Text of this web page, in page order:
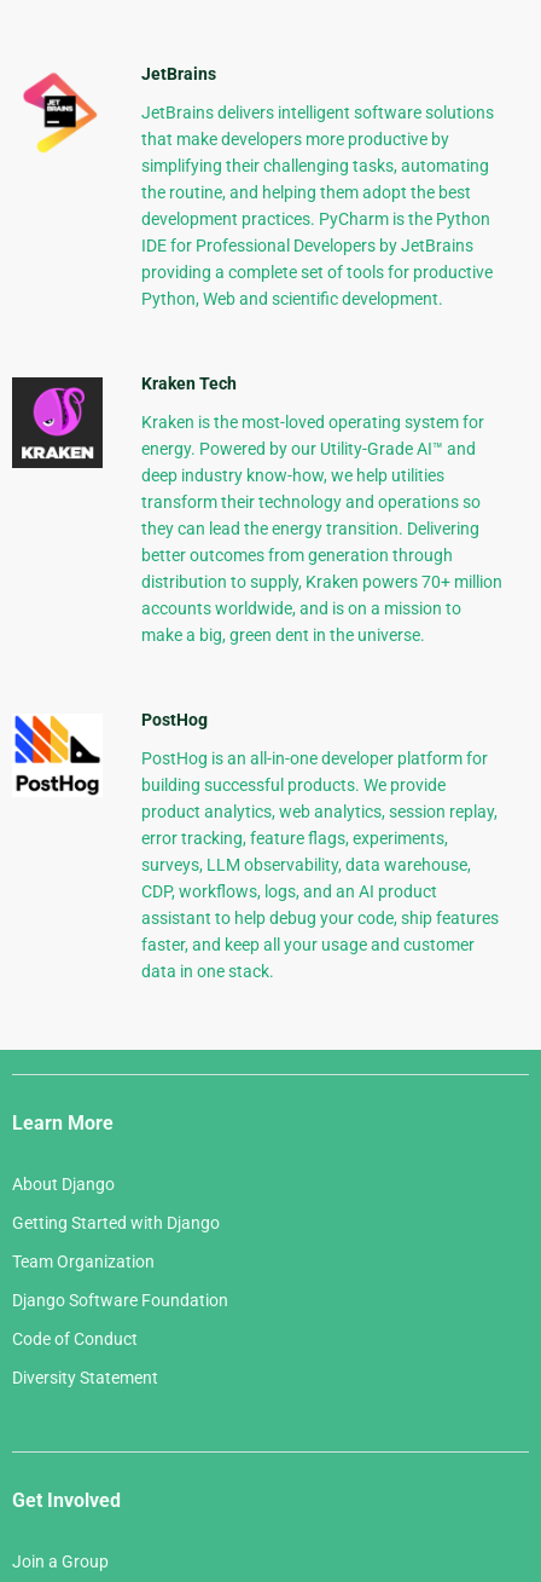
JetBrains
JetBrains delivers intelligent software solutions
that make developers more productive by
simplifying their challenging tasks, automating
the routine, and helping them adopt the best
development practices. PyCharm is the Python
IDE for Professional Developers by JetBrains
providing a complete set of tools for productive
Python, Web and scientific development.
Kraken Tech
Kraken is the most-loved operating system for
energy. Powered by our Utility-Grade AI™ and
deep industry know-how, we help utilities
transform their technology and operations so
they can lead the energy transition. Delivering
better outcomes from generation through
distribution to supply, Kraken powers 70+ million
accounts worldwide, and is on a mission to
make a big, green dent in the universe.
PostHog
PostHog is an all-in-one developer platform for
building successful products. We provide
product analytics, web analytics, session replay,
error tracking, feature flags, experiments,
surveys, LLM observability, data warehouse,
CDP, workflows, logs, and an AI product
assistant to help debug your code, ship features
faster, and keep all your usage and customer
data in one stack.
Django
Links
Learn More
About Django
Getting Started with Django
Team Organization
Django Software Foundation
Code of Conduct
Diversity Statement
Get Involved
Join a Group